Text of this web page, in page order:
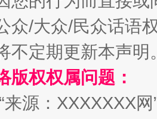
在茂县开幕 规模
众/大众/民众话语
不定期更新本声明
版权权属问题：
来源：XXXXXXX